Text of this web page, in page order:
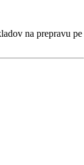
na prepravu pe